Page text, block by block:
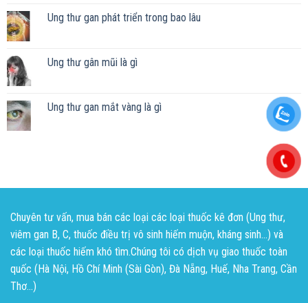
Ung thư gan phát triển trong bao lâu
Ung thư gân mũi là gì
Ung thư gan mắt vàng là gì
Chuyên tư vấn, mua bán các loại các loại thuốc kê đơn (Ung thư,
viêm gan B, C, thuốc điều trị vô sinh hiếm muộn, kháng sinh...) và
các loại thuốc hiếm khó tìm.Chúng tôi có dịch vụ giao thuốc toàn
quốc (Hà Nội, Hồ Chí Minh (Sài Gòn), Đà Nẵng, Huế, Nha Trang, Cần
Thơ...)